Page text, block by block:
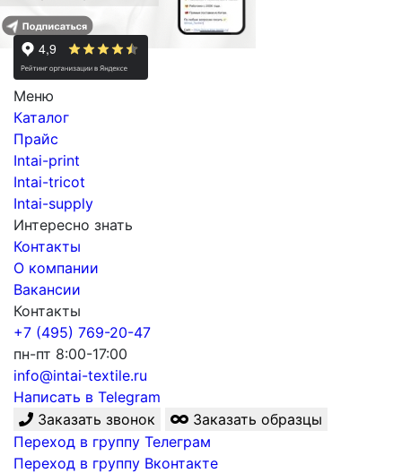
Меню
Каталог
Прайс
Intai-print
Intai-tricot
Intai-supply
Интересно знать
Контакты
О компании
Вакансии
Контакты
+7 (495) 769-20-47
пн-пт 8:00-17:00
info@intai-textile.ru
Написать в Telegram
Заказать звонок
Заказать образцы
Переход в группу Телеграм
Переход в группу Вконтакте